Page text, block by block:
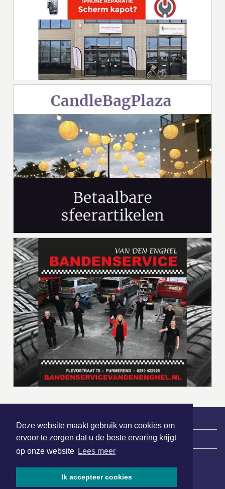
Deze website maakt gebruik van cookies om
ervoor te zorgen dat u de beste ervaring krijgt
op onze website Lees meer
Ik accepteer cookies
| Nieuws | Sport | Evenementen
Hoofdvestiging:
van Benthuizenlaan 1